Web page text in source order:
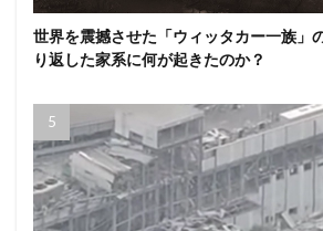
世界を震撼させた「ウィッタカー一族」
り返した家系に何が起きたのか？